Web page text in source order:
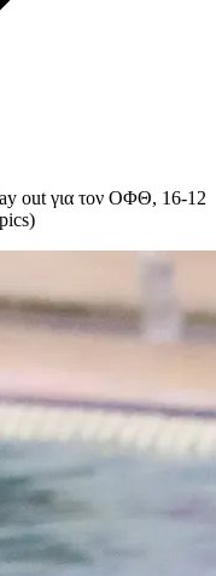
out για τον ΟΦΘ, 16-12